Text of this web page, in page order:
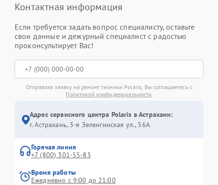
Контактная информация
Если требуется задать вопрос специалисту, оставьте
свои данные и дежурный специалист с радостью
проконсультирует Вас!
Отправляя заявку на ремонт техники Polaris, Вы соглашаетесь с
Политикой конфиденциальности
Адрес сервисного центра Polaris в Астрахани:
г. Астрахань, 3-я Зеленгинская ул., 56А
Горячая линия
+7 (800) 301-55-83
Время работы
Ежедневно с 9:00 до 21:00